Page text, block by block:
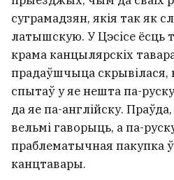
суграмадзян, якія так як
латышскую. У Цэсісе ёсць
крама канцылярскіх
прадаўшчыца скрывілася,
спытаў у яе нешта па-
да яе па-англійску.
вельмі гаворыць, а па-
праблематычная пакупка
канцтавары.